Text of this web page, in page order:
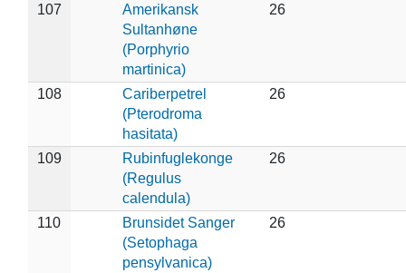
107
Amerikansk
Sultanhøne
(Porphyrio
martinica)
26
108
Cariberpetrel
(Pterodroma
hasitata)
26
109
Rubinfuglekonge
(Regulus
calendula)
26
110
Brunsidet Sanger
(Setophaga
pensylvanica)
26